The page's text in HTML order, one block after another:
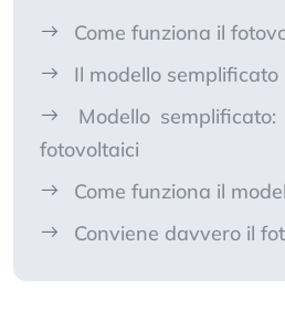
Come funziona il
Il modello
Modello
fotovoltaici
Come funziona il
Conviene davvero il